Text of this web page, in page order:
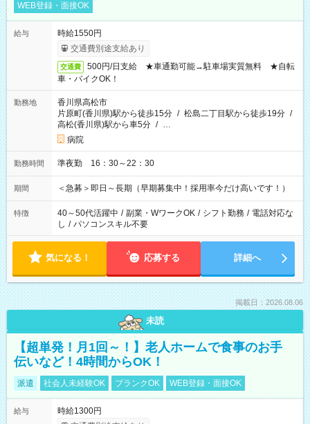
WEB登録・面接OK
給与
時給1550円
交通費別途支給あり
交通費
500円/日支給 ★車通勤可能→駐車場実質無料 ★自転
車・バイクOK！
勤務地
香川県高松市
片原町(香川県)駅から徒歩15分 / 松島二丁目駅から徒歩19分 /
高松(香川県)駅から車5分 / …
病院
勤務時間 準夜勤 16：30～22：30
期間 ＜急募＞即日～長期（早期募集中！採用率今だけ高いです！）
特徴 40～50代活躍中 / 副業・WワークOK / シフト勤務 / 電話対応な
し / パソコンスキル不要
気になる！ 応募する 詳細へ
掲載日：2026.08.06
未読
【超単発！月1回～！】老人ホームで食事のお手
伝いなど！4時間からOK！
派遣 社会人未経験OK ブランクOK WEB登録・面接OK
給与
時給1300円